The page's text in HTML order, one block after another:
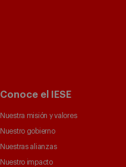
Conoce el IESE
Nuestra misión y valores
Nuestro gobierno
Nuestras alianzas
Nuestro impacto